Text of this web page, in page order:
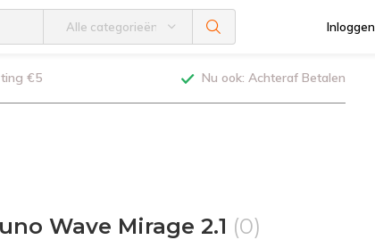
Alle categorieën Inloggen
€5 Nu ook: Achteraf Betalen
Wave Mirage 2.1 (0)